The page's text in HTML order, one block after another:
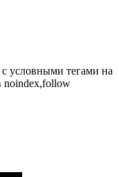
условными тегами на
noindex,follow